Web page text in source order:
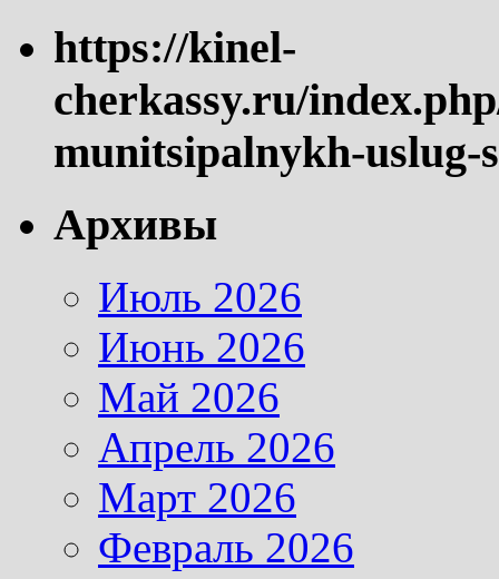
https://kinel-
cherkassy.ru/
munitsipalnykh-uslug-
Архивы
Июль 2026
Июнь 2026
Май 2026
Апрель 2026
Март 2026
Февраль 2026